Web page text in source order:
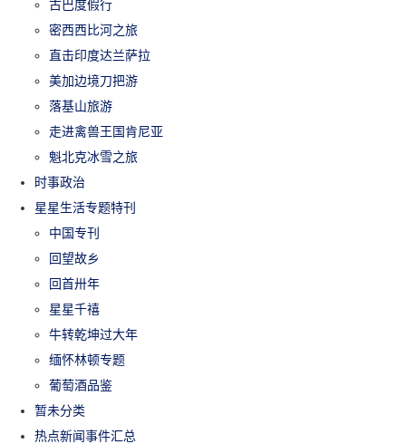
古巴度假行
密西西比河之旅
直击印度达兰萨拉
美加边境刀把游
落基山旅游
走进禽兽王国肯尼亚
魁北克冰雪之旅
时事政治
星星生活专题特刊
中国专刊
回望故乡
回首卅年
星星千禧
牛转乾坤过大年
缅怀林顿专题
葡萄酒品鉴
暂未分类
热点新闻事件汇总